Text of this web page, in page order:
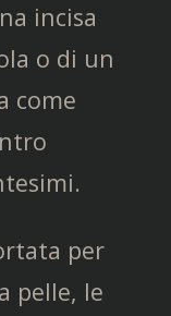
incisa
o di un
come
per
pelle, le